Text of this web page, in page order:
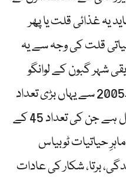
یہ غذائی قلت یا پھر
قلت کی وجہ سے یہ
شہر گبون کے لوانگو
نیشنل پارک میں پیش آیا ہے۔2005 سے یہاں بڑی تعداد
میں چمپانزیوں کو تحفظ حاصل ہے جن کی تعداد 45 کے
حیاتیات ٹوبیاس
برتا، شکار کی عادات